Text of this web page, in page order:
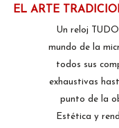
EL ARTE
Un reloj
mundo de la
todos sus
exhaustivas
punto de la
Estética y